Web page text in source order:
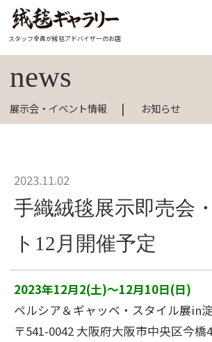
スタッフ全員が絨毯アドバイザーのお店
news
展示会・イベント情報 お知らせ
2023.11.02
手織絨毯展示即売会
ト12月開催予定
2023年12月2(土)～12月10日(日)
ペルシア＆ギャッベ・スタイル展in
〒541-0042 大阪府大阪市中央区今